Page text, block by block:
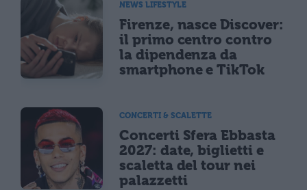
NEWS LIFESTYLE
Firenze, nasce Discover:
il primo centro contro
la dipendenza da
smartphone e TikTok
CONCERTI & SCALETTE
Concerti Sfera Ebbasta
2027: date, biglietti e
scaletta del tour nei
palazzetti